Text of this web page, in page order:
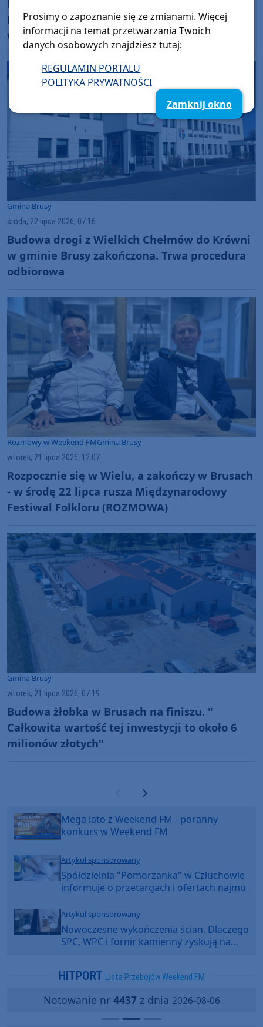
Folkloru. Rusza jedno z największych
wydarzeń w gminie Brusy
Gmina Brusy
środa, 22 lipca 2026, 07:16
Budowa drogi z Wielkich Chełmów do Krówni
w gminie Brusy zakończona. Trwa procedura
odbiorowa
Rozmowy w Weekend FMGmina Brusy
wtorek, 21 lipca 2026, 12:07
Rozpocznie się w Wielu, a zakończy w Brusach
- w środę 22 lipca rusza Międzynarodowy
Festiwal Folkloru (ROZMOWA)
Gmina Brusy
wtorek, 21 lipca 2026, 07:19
Budowa żłobka w Brusach na finiszu. "
Całkowita wartość tej inwestycji to około 6
milionów złotych"
Poprzednia strona
Następna strona
Mega lato z Weekend FM - poranny
konkurs w Weekend FM
Artykuł sponsorowany
Spółdzielnia "Pomorzanka" w Człuchowie
informuje o przetargach i ofertach najmu
Artykuł sponsorowany
Nowoczesne wykończenia ścian. Dlaczego
SPC, WPC i fornir kamienny zyskują na
HITPORT Lista Przebojów Weekend FM
Notowanie nr 4437z dnia 2026-08-06
Prosimy o zapoznanie się ze zmianami. Więcej
informacji na temat przetwarzania Twoich
danych osobowych znajdziesz tutaj:
REGULAMIN PORTALU
POLITYKA PRYWATNOŚCI
Zamknij okno